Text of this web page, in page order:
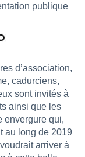
publique
d’association,
cadurciens,
sont invités à
ainsi que les
envergure qui,
au long de 2019
arriver à